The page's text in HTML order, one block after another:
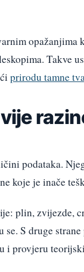
Takve
prirodu tamne
podataka.
koje je inače
plin, zvijezde,
S druge
provjeru